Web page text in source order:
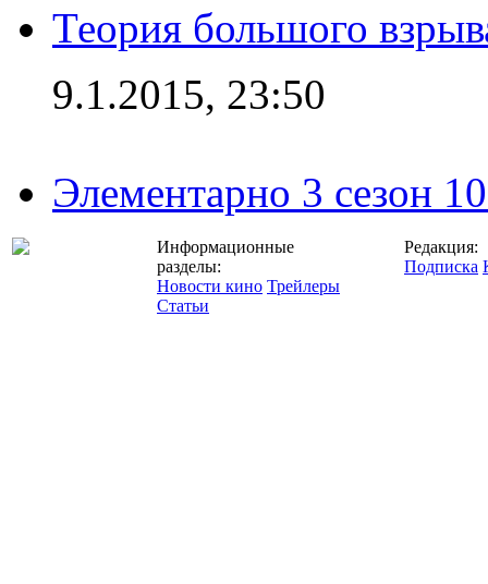
Теория большого
9.1.2015, 23:50
Элементарно 3 сезон
Информационные
разделы:
Новости кино Трейлеры
Статьи
Редакция:
Подписка